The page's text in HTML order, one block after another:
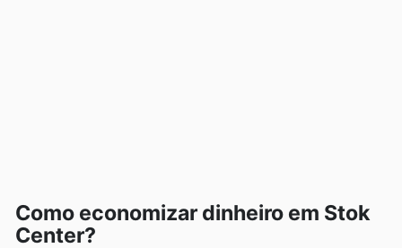
Como economizar dinheiro em Stok
Center?